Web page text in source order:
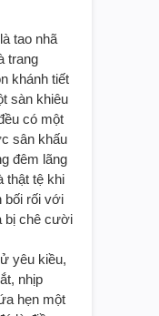
tao nhã
trang
khánh tiết
sàn khiêu
có một
sân khấu
đêm lãng
thật tệ khi
bối rối với
bị chê cười
yêu kiều,
nhịp
hẹn một